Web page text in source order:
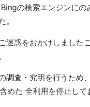
の検索エンジンにの
。
迷惑をおかけしました
調査・究明を行うため
めた 全利用を停止して